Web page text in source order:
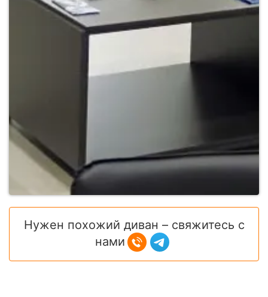
Нужен похожий диван – свяжитесь с
нами